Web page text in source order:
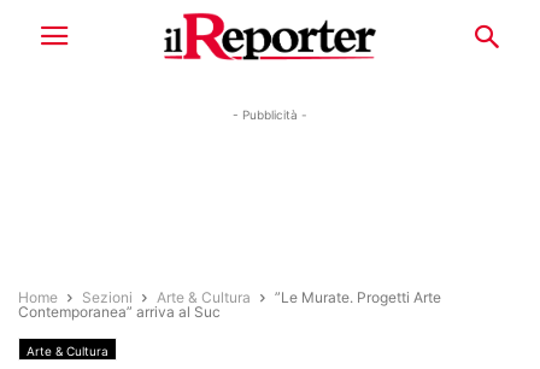
- Pubblicità -
Home Sezioni Arte & Cultura
”Le Murate. Progetti Arte
Contemporanea” arriva al Suc
Arte & Cultura